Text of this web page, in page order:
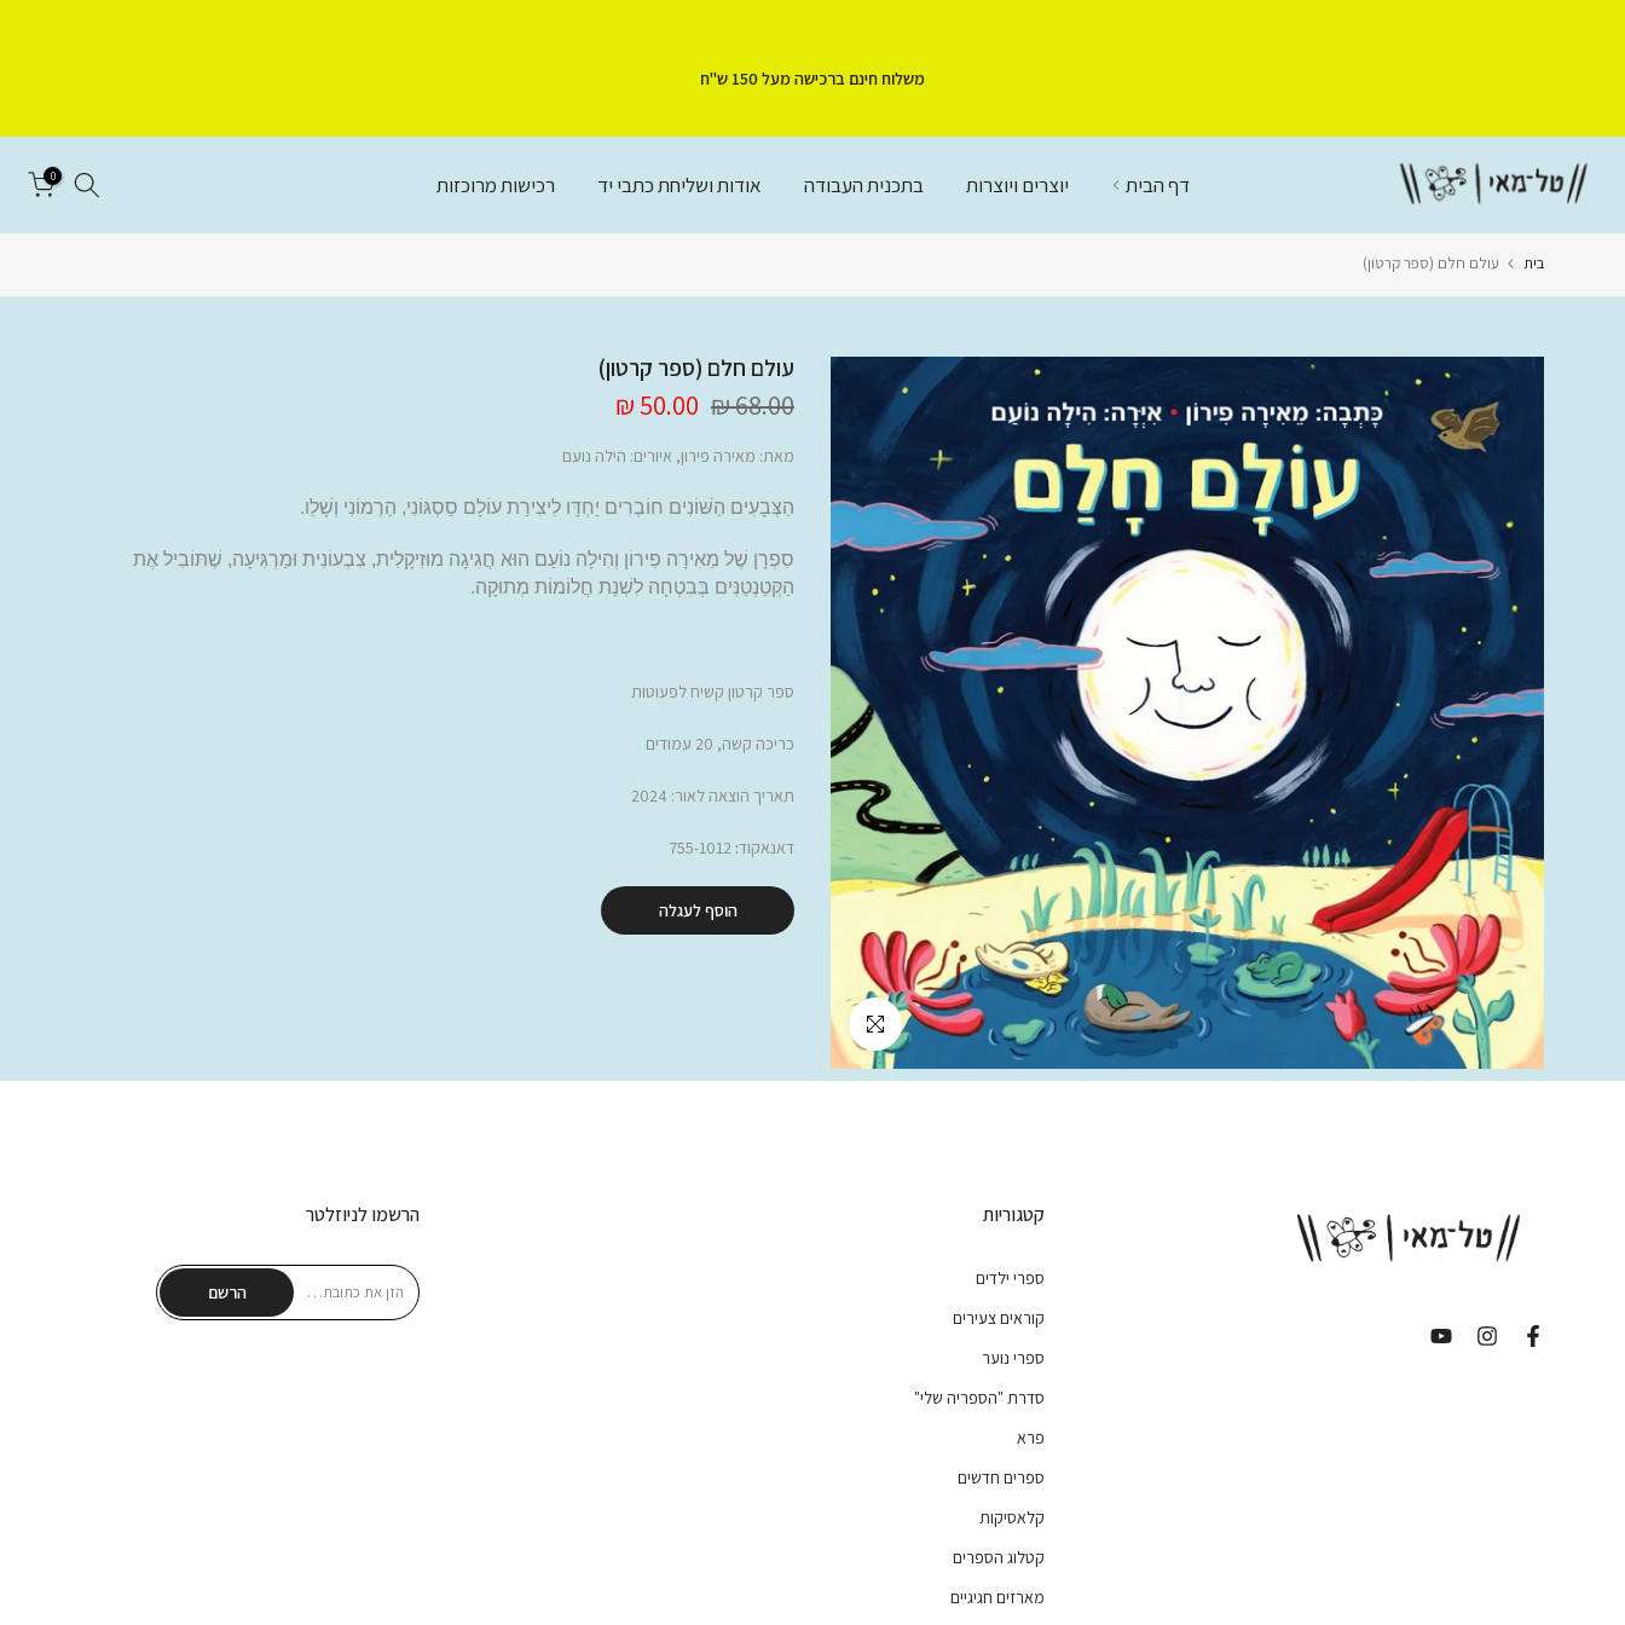
משלוח חינם ברכישה מעל 150 ש"ח
דף הבית יוצרים ויוצרות בתכנית העבודה אודות ושליחת כתבי יד רכישות מרוכזות 0
בית עולם חלם (ספר קרטון)
לחץ להגדלה
עולם חלם (ספר קרטון)
68.00 ₪
50.00 ₪
מאת: מאירה פירון, איורים: הילה נועם
הַצְּבָעִים הַשּׁוֹנִים חוֹבְרִים יַחְדָּו לִיצִירַת עוֹלָם סַסְגּוֹנִי, הַרְמוֹנִי וְשָׁלֵו.
סִפְרָן שֶׁל מֵאִירָה פִירוֹן וְהִילָה נוֹעַם הוּא חֲגִיגָה מוּזִיקָלִית, צִבְעוֹנִית וּמַרְגִּיעָה, שֶׁתּוֹבִיל אֶת
הַקְּטַנְטַנִּים בְּבִטְחָה לִשְׁנַת חֲלוֹמוֹת מְתוּקָה.
ספר קרטון קשיח לפעוטות
כריכה קשה, 20 עמודים
תאריך הוצאה לאור: 2024
דאנאקוד:
755-1012
הוסף לעגלה
קטגוריות
ספרי ילדים
קוראים צעירים
ספרי נוער
סדרת "הספריה שלי"
פרא
ספרים חדשים
קלאסיקות
קטלוג הספרים
מארזים חגיגיים
הרשמו לניוזלטר
הרשם